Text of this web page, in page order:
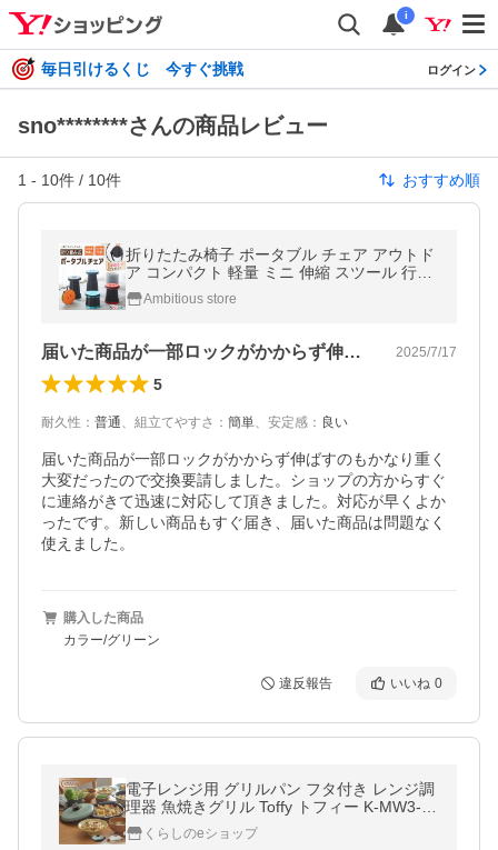
i
毎日引けるくじ 今すぐ挑戦 ログイン
sno********さんの商品レビュー
1 - 10件 / 10件 おすすめ順
折りたたみ椅子 ポータブル チェア アウトド
ア コンパクト 軽量 ミニ 伸縮 スツール 行列
待ち 折り畳み
Ambitious store
届いた商品が一部ロックがかからず伸ばす… 2025/7/17
5
耐久性 ： 普通、 組立てやすさ ： 簡単、 安定感 ： 良い
届いた商品が一部ロックがかからず伸ばすのもかなり重く
大変だったので交換要請しました。ショップの方からすぐ
に連絡がきて迅速に対応して頂きました。対応が早くよか
ったです。新しい商品もすぐ届き、届いた商品は問題なく
使えました。
購入した商品
カラー/グリーン
違反報告 いいね 0
電子レンジ用 グリルパン フタ付き レンジ調
理器 魚焼きグリル Toffy トフィー K-MW3-P
A/-PW おしゃれ 耐熱
くらしのeショップ